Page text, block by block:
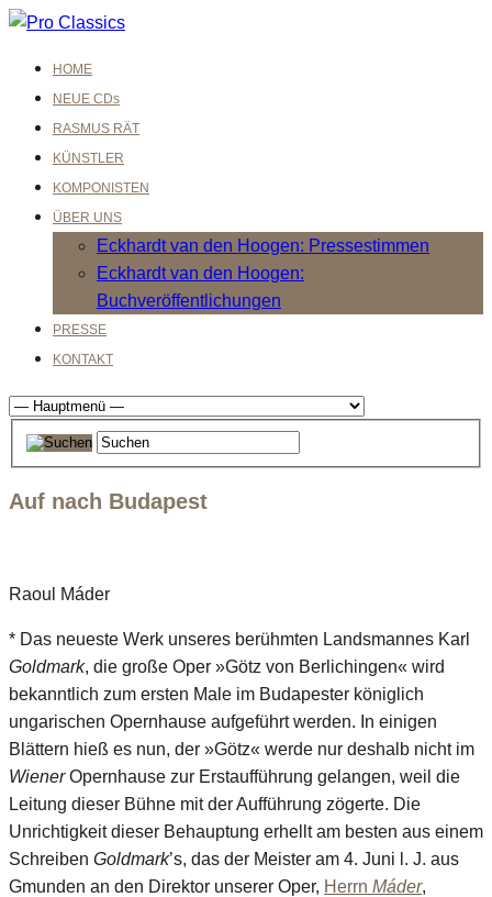
HOME
NEUE CDs
RASMUS RÄT
KÜNSTLER
KOMPONISTEN
ÜBER UNS
Eckhardt van den Hoogen: Pressestimmen
Eckhardt van den Hoogen:
Buchveröffentlichungen
PRESSE
KONTAKT
Auf nach Budapest
Raoul Máder
* Das neueste Werk unseres berühmten Landsmannes Karl
Goldmark, die große Oper »Götz von Berlichingen« wird
bekanntlich zum ersten Male im Budapester königlich
ungarischen Opernhause aufgeführt werden. In einigen
Blättern hieß es nun, der »Götz« werde nur deshalb nicht im
WienerOpernhause zur Erstaufführung gelangen, weil die
Leitung dieser Bühne mit der Aufführung zögerte. Die
Unrichtigkeit dieser Behauptung erhellt am besten aus einem
Schreiben Goldmark’s, das der Meister am 4. Juni l. J. aus
Gmunden an den Direktor unserer Oper, Herrn Máder,